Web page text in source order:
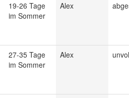
19-26 Tage
im Sommer
Alex
27-35 Tage
im Sommer
Alex